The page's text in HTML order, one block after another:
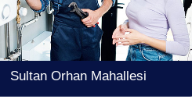
Sultan Orhan Mahallesi